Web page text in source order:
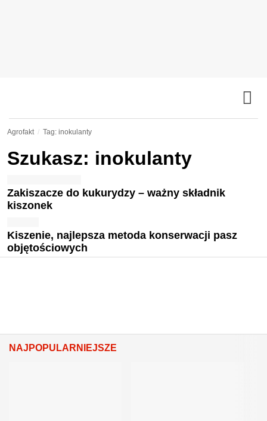
Agrofakt Tag: inokulanty
Szukasz: inokulanty
Zakiszacze do kukurydzy – ważny składnik
kiszonek
Kiszenie, najlepsza metoda konserwacji pasz
objętościowych
NAJPOPULARNIEJSZE